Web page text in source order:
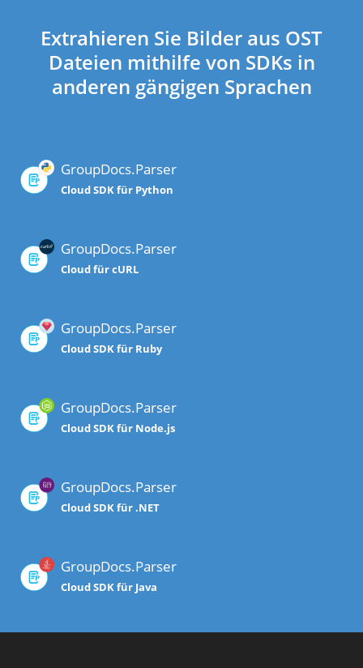
Extrahieren Sie Bilder aus OST
Dateien mithilfe von SDKs in
anderen gängigen Sprachen
GroupDocs.Parser
Cloud SDK für Python
GroupDocs.Parser
Cloud für cURL
GroupDocs.Parser
Cloud SDK für Ruby
GroupDocs.Parser
Cloud SDK für Node.js
GroupDocs.Parser
Cloud SDK für .NET
GroupDocs.Parser
Cloud SDK für Java